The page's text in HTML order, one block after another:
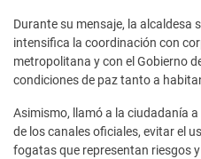
Durante su mensaje, la alcaldesa
intensifica la coordinación con
metropolitana y con el Gobierno
condiciones de paz tanto a
Asimismo, llamó a la ciudadanía
de los canales oficiales, evitar el
fogatas que representan riesgos